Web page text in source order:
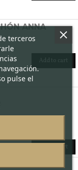
ANNA
Add to cart
Add to cart
terceros
pulse el